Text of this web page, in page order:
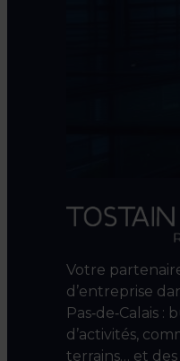
Votre
d’entreprise
Pas‑de‑Calais
d’activités,
terrains… et des